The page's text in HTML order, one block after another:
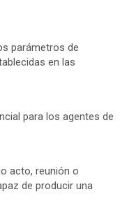
parámetros de
en las
para los agentes de
acto, reunión o
de producir una